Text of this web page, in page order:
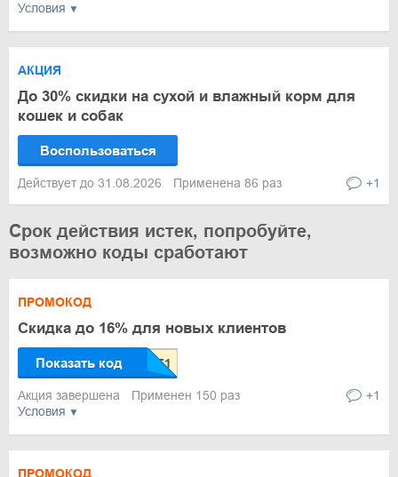
Условия
АКЦИЯ
До 30% скидки на сухой и влажный корм для
кошек и собак
Воспользоваться
Действует до 31.08.2026 Применена 86 раз +1
Срок действия истек, попробуйте,
возможно коды сработают
Условия
ПРОМОКОД
Скидка до 16% для новых клиентов
Показать код
Акция завершена Применен 150 раз +1
ПРОМОКОД